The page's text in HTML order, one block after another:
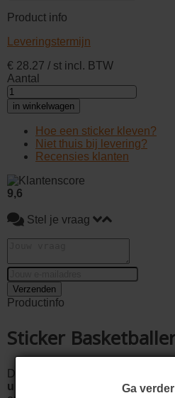
Ga
Product info
Leveringstermijn
€ 28.27 / st incl. BTW
Aantal
in winkelwagen
Hoe een sticker kleven?
Niet thuis bij levering?
Recensies klanten
9,6
Stel je vraag
Verzenden
Productinfo
Sticker
De muursticker
uitgesneden
. Na het kleven